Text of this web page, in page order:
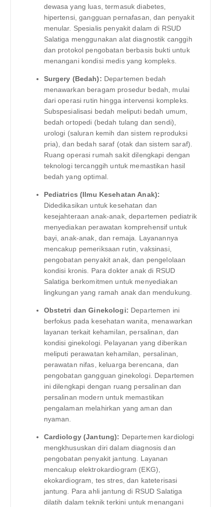
dewasa yang luas, termasuk diabetes,
hipertensi, gangguan pernafasan, dan penyakit
menular. Spesialis penyakit dalam di RSUD
Salatiga menggunakan alat diagnostik canggih
dan protokol pengobatan berbasis bukti untuk
menangani kondisi medis yang kompleks.
Surgery (Bedah): Departemen bedah
menawarkan beragam prosedur bedah, mulai
dari operasi rutin hingga intervensi kompleks.
Subspesialisasi bedah meliputi bedah umum,
bedah ortopedi (bedah tulang dan sendi),
urologi (saluran kemih dan sistem reproduksi
pria), dan bedah saraf (otak dan sistem saraf).
Ruang operasi rumah sakit dilengkapi dengan
teknologi tercanggih untuk memastikan hasil
bedah yang optimal.
Pediatrics (Ilmu Kesehatan Anak):
Didedikasikan untuk kesehatan dan
kesejahteraan anak-anak, departemen pediatrik
menyediakan perawatan komprehensif untuk
bayi, anak-anak, dan remaja. Layanannya
mencakup pemeriksaan rutin, vaksinasi,
pengobatan penyakit anak, dan pengelolaan
kondisi kronis. Para dokter anak di RSUD
Salatiga berkomitmen untuk menyediakan
lingkungan yang ramah anak dan mendukung.
Obstetri dan Ginekologi: Departemen ini
berfokus pada kesehatan wanita, menawarkan
layanan terkait kehamilan, persalinan, dan
kondisi ginekologi. Pelayanan yang diberikan
meliputi perawatan kehamilan, persalinan,
perawatan nifas, keluarga berencana, dan
pengobatan gangguan ginekologi. Departemen
ini dilengkapi dengan ruang persalinan dan
persalinan modern untuk memastikan
pengalaman melahirkan yang aman dan
nyaman.
Cardiology (Jantung): Departemen kardiologi
mengkhususkan diri dalam diagnosis dan
pengobatan penyakit jantung. Layanan
mencakup elektrokardiogram (EKG),
ekokardiogram, tes stres, dan kateterisasi
jantung. Para ahli jantung di RSUD Salatiga
dilatih dalam teknik terkini untuk menangani